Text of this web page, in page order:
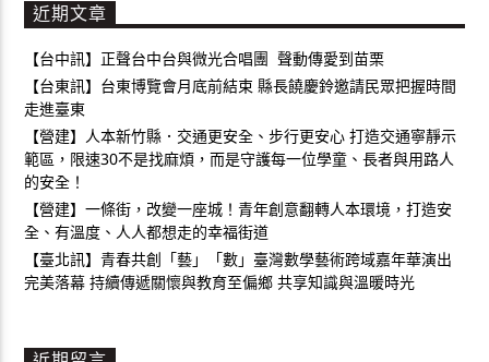
近期文章
【台中訊】正聲台中台與微光合唱團 聲動傳愛到苗栗
【台東訊】台東博覽會月底前結束 縣長饒慶鈴邀請民眾把握時間
走進臺東
【營建】人本新竹縣．交通更安全、步行更安心 打造交通寧靜示
範區，限速30不是找麻煩，而是守護每一位學童、長者與用路人
的安全！
【營建】一條街，改變一座城！青年創意翻轉人本環境，打造安
全、有溫度、人人都想走的幸福街道
【臺北訊】青春共創「藝」「數」臺灣數學藝術跨域嘉年華演出
完美落幕 持續傳遞關懷與教育至偏鄉 共享知識與溫暖時光